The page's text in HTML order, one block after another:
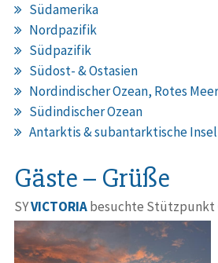
Südamerika
Nordpazifik
Südpazifik
Südost- & Ostasien
Nordindischer Ozean, Rotes Meer
Südindischer Ozean
Antarktis & subantarktische
Gäste – Grüße
SYVICTORIAbesuchte Stützpunkt